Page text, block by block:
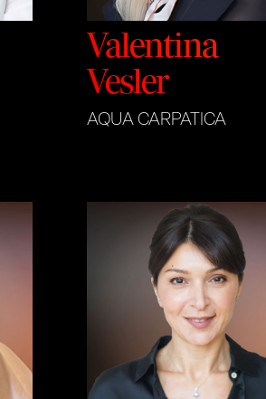
Valentina
Vesler
AQUA CARPATICA